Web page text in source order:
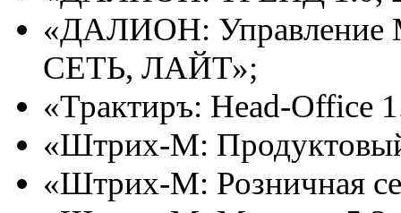
«ДАЛИОН: Управление
СЕТЬ, ЛАЙТ»;
«Трактиръ: Head-Office
«Штрих-М:
«Штрих-М: Розничная